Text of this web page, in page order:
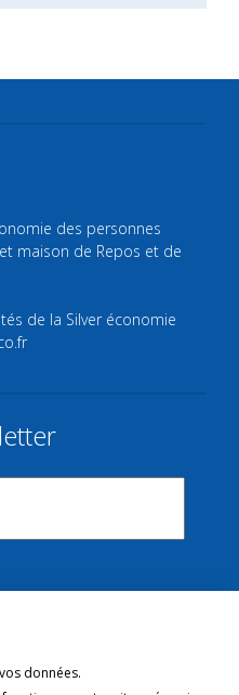
des personnes
maison de Repos et de
de la Silver économie
données.